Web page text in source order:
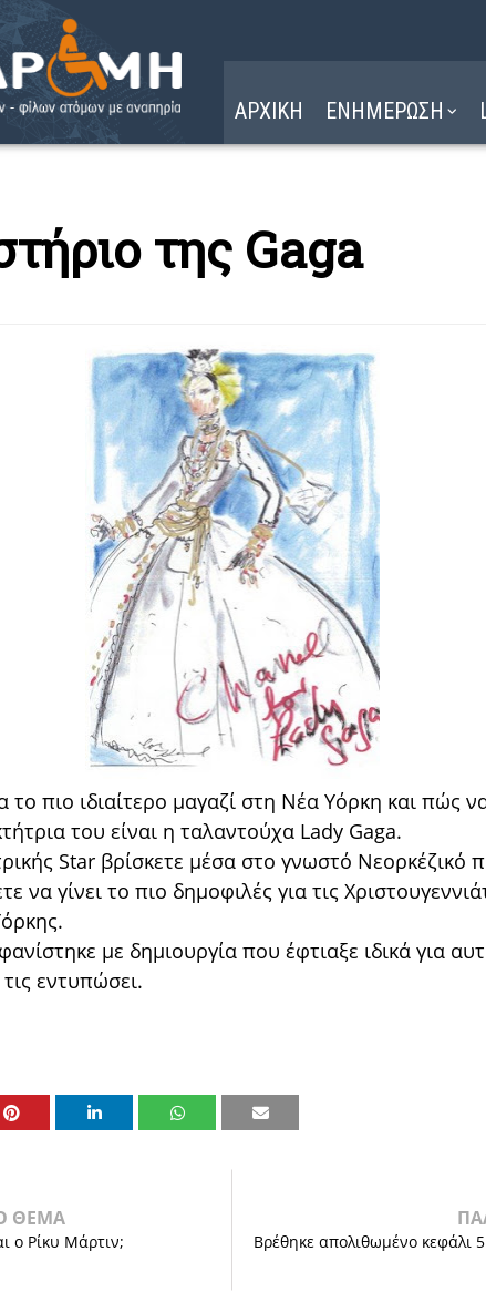
ΑΡΧΙΚΗ ΕΝΗΜΕΡΩΣΗ
της Gaga
το πιο ιδιαίτερο μαγαζί στη Νέα Υόρκη και πώς
του είναι η ταλαντούχα Lady Gaga.
Star βρίσκετε μέσα στο γνωστό Νεορκέζικό
να γίνει το πιο δημοφιλές για τις
με δημιουργία που έφτιαξε ιδικά για
εντυπώσει.
ΘΕΜΑ
ο Ρίκυ Μάρτιν; Βρέθηκε απολιθωμένο κεφάλι